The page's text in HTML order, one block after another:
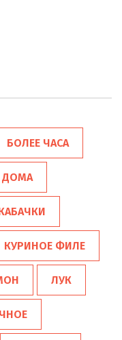
БОЛЕЕ ЧАСА
ДОМА
КУРИНОЕ ФИЛЕ
ЛУК